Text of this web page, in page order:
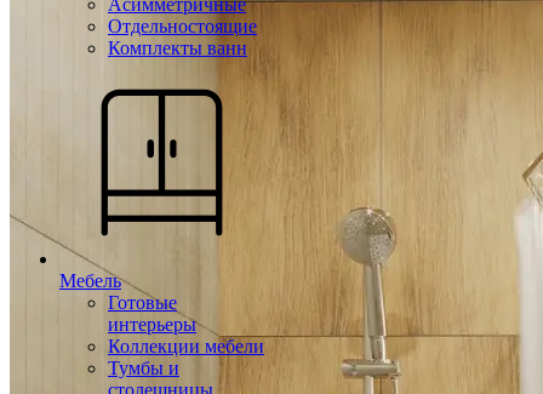
Асимметричные
Отдельностоящие
Комплекты ванн
Мебель
Готовые
интерьеры
Коллекции мебели
Тумбы и
столешницы